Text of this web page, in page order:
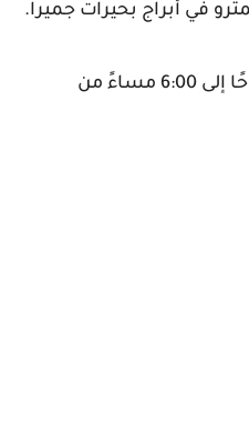
في أبراج بحيرات جميرا.
ساعات العمل من 9:00 صباحًا إلى 6:00 مساءً من